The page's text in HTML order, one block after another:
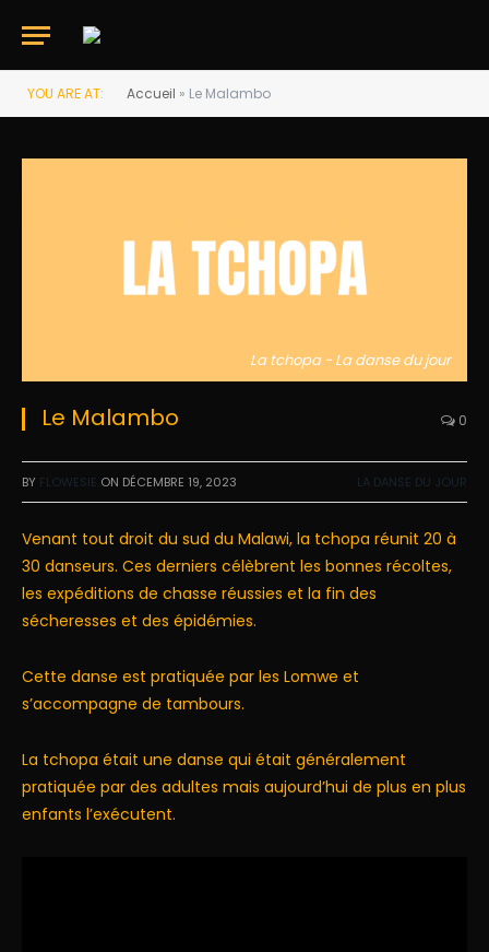
YOU ARE AT: Accueil » Le Malambo
La tchopa - La danse du jour
Le Malambo 0
BY FLOWESIE ON DÉCEMBRE 19, 2023 LA DANSE DU JOUR
Venant tout droit du sud du Malawi, la tchopa réunit 20 à
30 danseurs. Ces derniers célèbrent les bonnes récoltes,
les expéditions de chasse réussies et la fin des
sécheresses et des épidémies.
Cette danse est pratiquée par les Lomwe et
s’accompagne de tambours.
La tchopa était une danse qui était généralement
pratiquée par des adultes mais aujourd’hui de plus en plus
enfants l’exécutent.